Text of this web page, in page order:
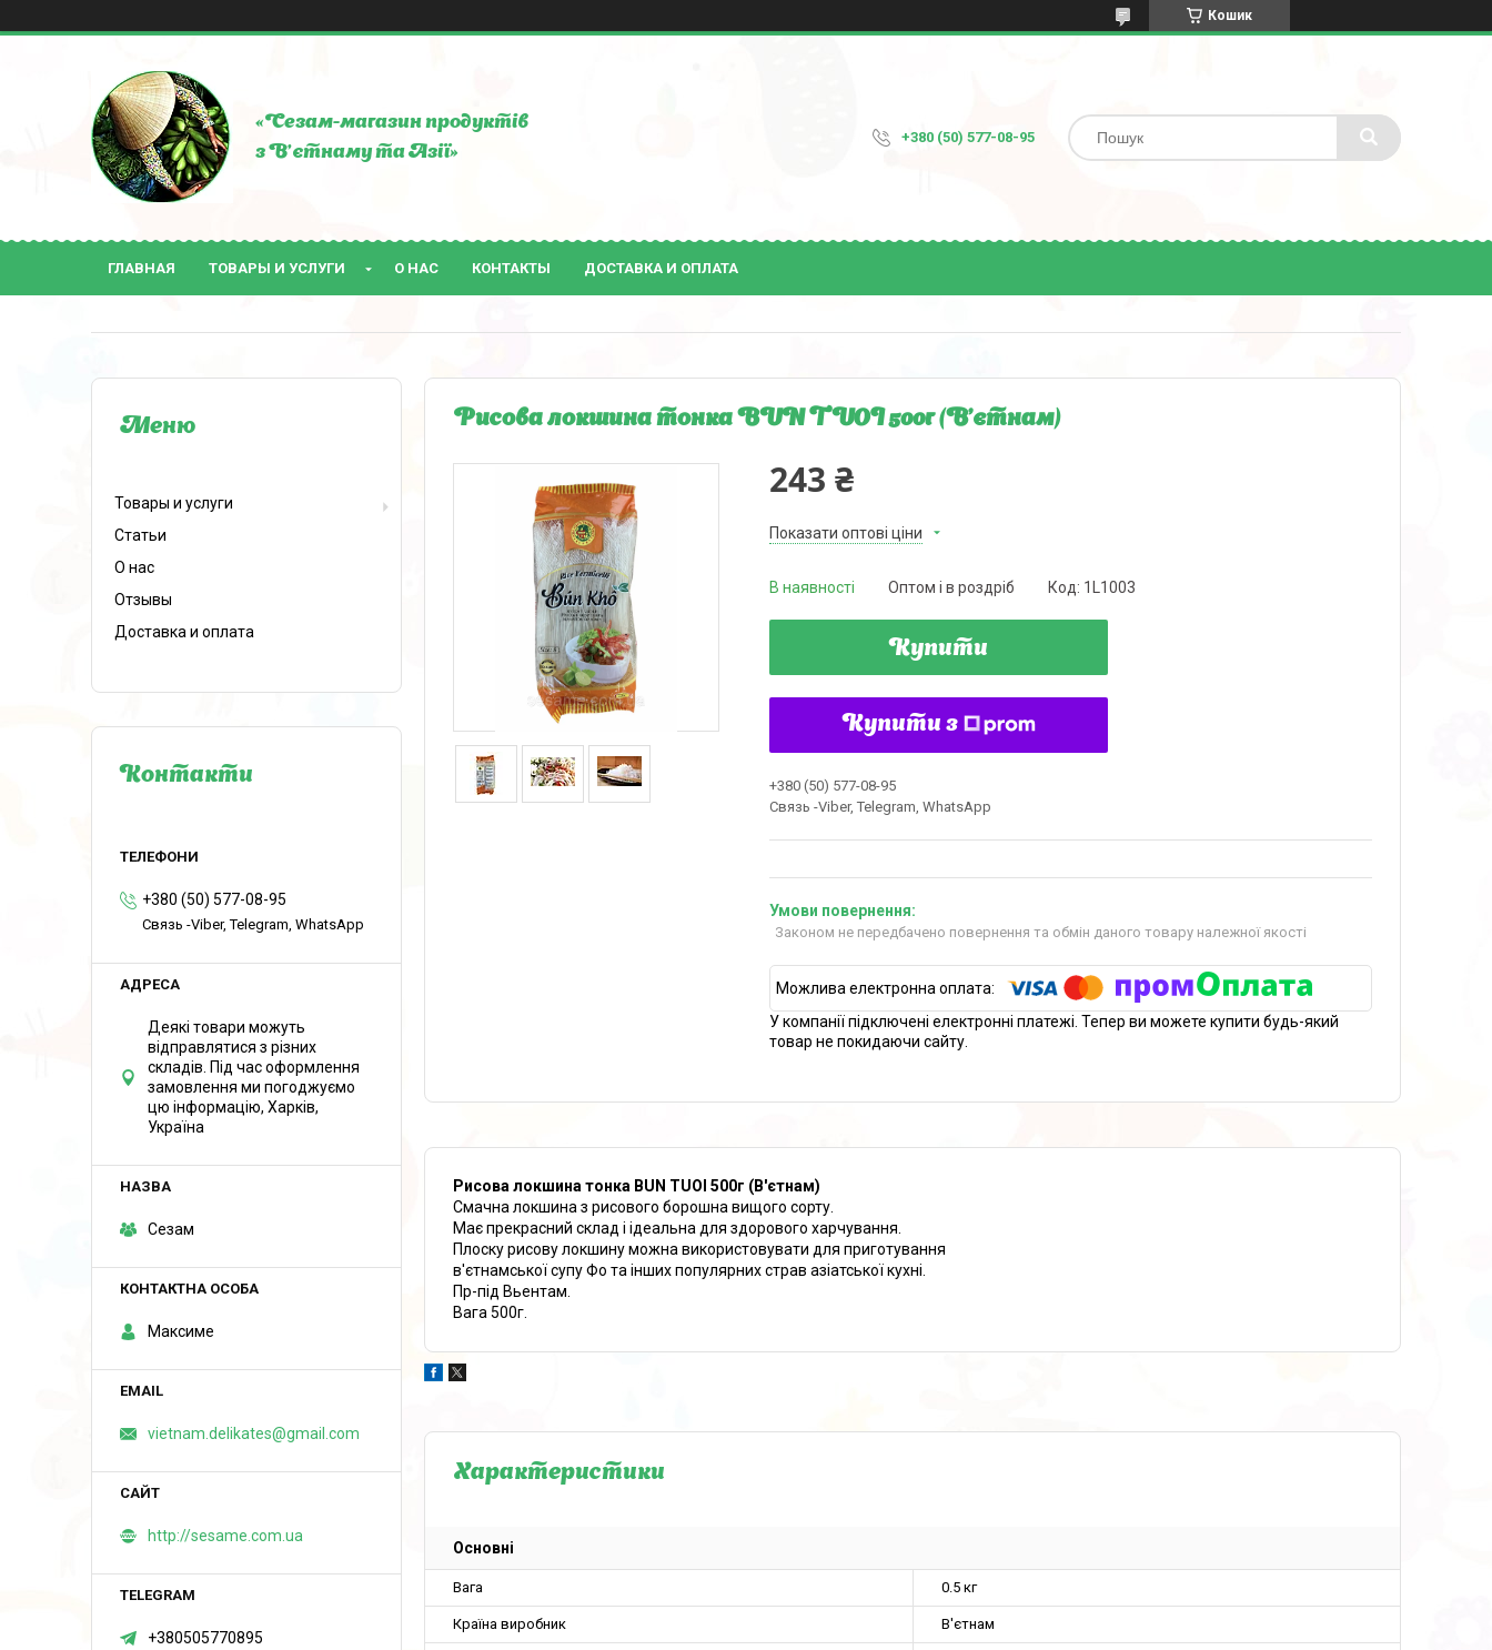
Кошик
«Сезам-магазин продуктів
з В'єтнаму та Азії»
+380 (50) 577-08-95
ГЛАВНАЯ ТОВАРЫ И УСЛУГИ О НАС КОНТАКТЫ ДОСТАВКА И ОПЛАТА
Рисова локшина тонка BUN TUOI 500г (В'єтнам)
243 ₴
Показати оптові ціни
В наявності Оптом і в роздріб Код: 1L1003
Купити
Купити з
+380 (50) 577-08-95
Связь -Viber, Telegram, WhatsApp
Законом не передбачено повернення та обмін даного товару належної якості
У компанії підключені електронні платежі. Тепер ви можете купити будь-який
товар не покидаючи сайту.
Рисова локшина тонка BUN TUOI 500г (В'єтнам)
Смачна локшина з рисового борошна вищого сорту.
Має прекрасний склад і ідеальна для здорового харчування.
Плоску рисову локшину можна використовувати для приготування
в'єтнамської супу Фо та інших популярних страв азіатської кухні.
Пр-під Вьентам.
Вага 500г.
Характеристики
Основні
Вага 0.5 кг
Країна виробник В'єтнам
Товары и услуги
Статьи
О нас
Отзывы
Доставка и оплата
Контакти
+380 (50) 577-08-95
Связь -Viber, Telegram, WhatsApp
Деякі товари можуть
відправлятися з різних
складів. Під час оформлення
замовлення ми погоджуємо
цю інформацію, Харків,
Україна
Сезам
Максиме
vietnam.delikates@gmail.com
http://sesame.com.ua
+380505770895